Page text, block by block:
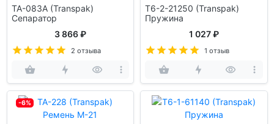
TA-083A (Transpak)
Сепаратор
3 866 ₽
2 отзыва
T6-2-21250 (Transpak)
Пружина
1 027 ₽
1 отзыв
-6%